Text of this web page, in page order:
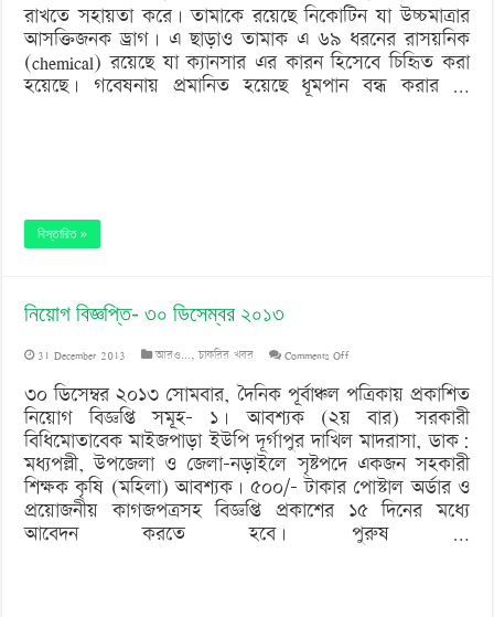
রাখতে সহায়তা করে। তামাকে রয়েছে নিকোটিন যা উচ্চমাত্রার
আসক্তিজনক ড্রাগ। এ ছাড়াও তামাক এ ৬৯ ধরনের রাসয়নিক
(chemical) রয়েছে যা ক্যানসার এর কারন হিসেবে চিহিৃত করা
হয়েছে। গবেষনায় প্রমানিত হয়েছে ধূমপান বন্ধ করার …
বিস্তারিত »
নিয়োগ বিজ্ঞপ্তি- ৩০ ডিসেম্বর ২০১৩
31 December 2013 আরও...,চাকরির খবর Comments Offon
নিয়োগ
বিজ্ঞপ্তি-
৩০
ডিসেম্বর
২০১৩
৩০ ডিসেম্বর ২০১৩ সোমবার, দৈনিক পূর্বাঞ্চল পত্রিকায় প্রকাশিত
নিয়োগ বিজ্ঞপ্তি সমূহ- ১। আবশ্যক (২য় বার) সরকারী
বিধিমোতাবেক মাইজপাড়া ইউপি দূর্গাপুর দাখিল মাদরাসা, ডাক:
মধ্যপল্লী, উপজেলা ও জেলা-নড়াইলে সৃষ্টপদে একজন সহকারী
শিক্ষক কৃষি (মহিলা) আবশ্যক। ৫০০/- টাকার পোস্টাল অর্ডার ও
প্রয়োজনীয় কাগজপত্রসহ বিজ্ঞপ্তি প্রকাশের ১৫ দিনের মধ্যে
আবেদন করতে হবে। পুরুষ …